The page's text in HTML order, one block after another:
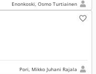
Enonkoski, Osmo Turtiainen
Pori, Mikko Juhani Rajala